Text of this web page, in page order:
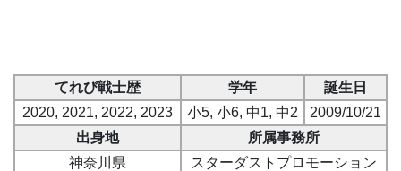
てれび戦士歴 学年
誕生日
2020, 2021, 2022, 2023
小5, 小6, 中1, 中2
2009/10/21
出身地
所属事務所
神奈川県
スターダストプロモーション